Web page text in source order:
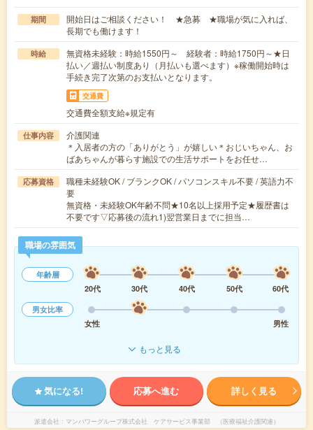
期間
開始日はご相談ください！ ★急募 ★職場が気に入れば、
長期でも働けます！
時給
無資格未経験：時給1550円～ 経験者：時給1750円～★日
払い／週払い制度あり（月払いも選べます）※稼働開始時は
手続き完了次第のお支払いとなります。
交通費
交通費全額支給※規定有
仕事内容
介護関連
＊入居者の方の「ありがとう」が嬉しい＊おじいちゃん、お
ばあちゃんが暮らす施設での生活サポートをお任せ…
応募資格
職種未経験OK / ブランクOK / パソコンスキル不要 / 英語力不
要
無資格・未経験OK年齢不問★10名以上採用予定★履歴書は
不要です▽応募後の流れ1)翌営業日までに担当…
職場の雰囲気
年齢層
20代
30代 40代 50代
60代
男女比率
女性
男性
もっと見る
気になる! 応募へ進む 詳しく見る
派遣会社 マンパワーグループ株式会社 ケアサービス事業部 （医療福祉介護関連）